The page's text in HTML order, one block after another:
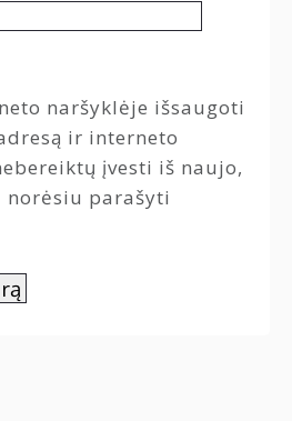
naršyklėje išsaugoti
ir interneto
įvesti iš naujo,
norėsiu parašyti